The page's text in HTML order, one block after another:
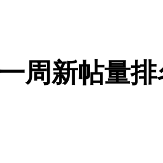
周新帖量排